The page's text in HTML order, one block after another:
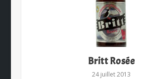
Britt Rosée
24 juillet 2013